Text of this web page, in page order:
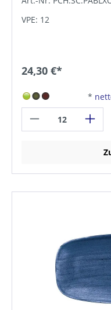
VPE: 12
24,30 €*
*